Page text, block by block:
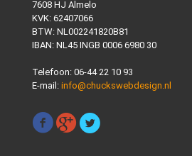
7608 HJ Almelo
KVK: 62407066
BTW: NL002241820B81
IBAN: NL45 INGB 0006 6980 30
Telefoon: 06-44 22 10 93
E-mail: info@chuckswebdesign.nl